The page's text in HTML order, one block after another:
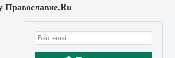
Православие.Ru